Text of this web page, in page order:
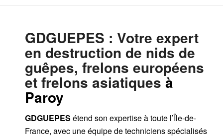
GDGUEPES : Votre expert
en destruction de nids de
guêpes, frelons européens
et frelons asiatiquesà
Paroy
GDGUEPES étend son expertise à toute l’Île-de-
France, avec une équipe de techniciens spécialisés